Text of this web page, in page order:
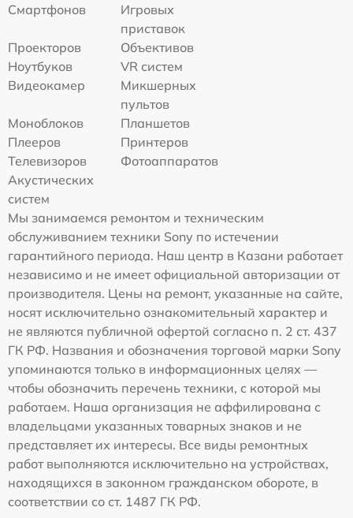
Смартфонов
Игровых
приставок
Проекторов
Объективов
Ноутбуков
VR систем
Видеокамер
Микшерных
пультов
Моноблоков
Планшетов
Плееров
Принтеров
Телевизоров
Фотоаппаратов
Акустических
систем
Мы занимаемся ремонтом и техническим
обслуживанием техники Sony по истечении
гарантийного периода. Наш центр в Казани работает
независимо и не имеет официальной авторизации от
производителя. Цены на ремонт, указанные на сайте,
носят исключительно ознакомительный характер и
не являются публичной офертой согласно п. 2 ст. 437
ГК РФ. Названия и обозначения торговой марки Sony
упоминаются только в информационных целях —
чтобы обозначить перечень техники, с которой мы
работаем. Наша организация не аффилирована с
владельцами указанных товарных знаков и не
представляет их интересы. Все виды ремонтных
работ выполняются исключительно на устройствах,
находящихся в законном гражданском обороте, в
соответствии со ст. 1487 ГК РФ.